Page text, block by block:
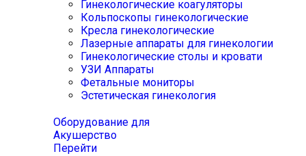
Гинекологические коагуляторы
Кольпоскопы гинекологические
Кресла гинекологические
Лазерные аппараты для гинекологии
Гинекологические столы и кровати
УЗИ Аппараты
Фетальные мониторы
Эстетическая гинекология
Оборудование для
Акушерство
Перейти